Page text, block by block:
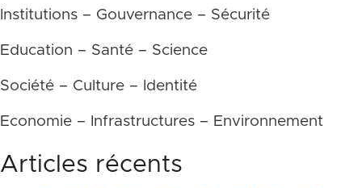
Institutions – Gouvernance – Sécurité
Education – Santé – Science
Société – Culture – Identité
Economie – Infrastructures – Environnement
Articles récents